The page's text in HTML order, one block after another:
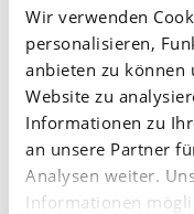
Wir verwenden
personalisieren,
anbieten zu können
Website zu
Informationen zu
an unsere Partner
Analysen weiter.
Informationen
Mit YaraVita
entscheidenden
gezielt ausbringen.
liegt bei 2 bis 3